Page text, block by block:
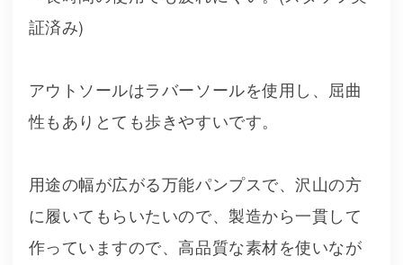
証済み)
アウトソールはラバーソールを使用し、屈曲
性もありとても歩きやすいです。
用途の幅が広がる万能パンプスで、沢山の方
に履いてもらいたいので、製造から一貫して
作っていますので、高品質な素材を使いなが